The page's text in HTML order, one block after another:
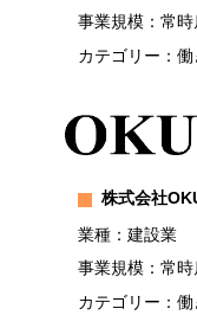
事業規模：常
カテゴリー：
株式会社
業種：建設業
事業規模：常
カテゴリー：